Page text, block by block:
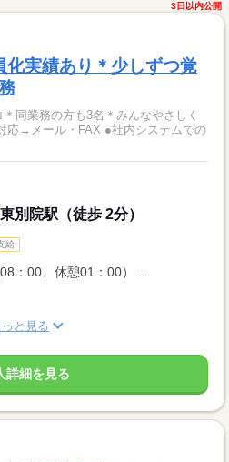
3日以内公開
化実績あり＊少しずつ覚
同業務の方も3名＊みんなやさしく
応→メール・FAX ●社内システムでの
別院駅（徒歩 2分）
給
：00、休憩01：00）...
っと見る
詳細を見る